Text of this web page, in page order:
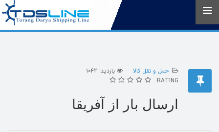
حمل و نقل کالا
بازدید: 1043
RATING:
ارسال بار از آفریقا